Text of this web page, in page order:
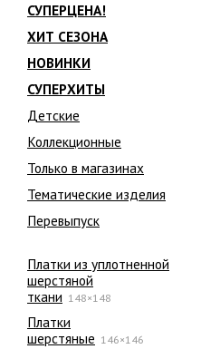
СУПЕРЦЕНА!
ХИТ СЕЗОНА
НОВИНКИ
СУПЕРХИТЫ
Детские
Коллекционные
Только в магазинах
Тематические изделия
Перевыпуск
Платки из уплотненной
шерстяной
ткани 148×148
Платки
шерстяные 146×146